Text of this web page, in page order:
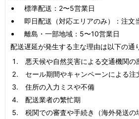
標準配送：2〜5営業日
即日配送（対応エリアのみ）：注文
離島・一部地域：5〜10営業日
配送遅延が発生する主な理由は以下の通
悪天候や自然災害による交通機関の
セール期間やキャンペーンによる注
住所の入力ミスや不備
配送業者の繁忙期
税関での審査や手続き（海外発送の